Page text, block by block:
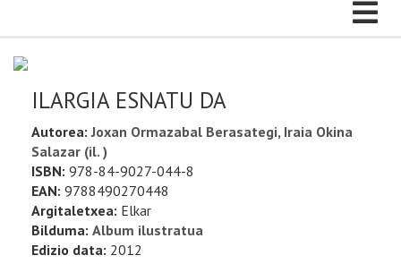
ILARGIA ESNATU DA
Autorea:Joxan Ormazabal Berasategi, Iraia Okina
Salazar (il. )
ISBN: 978-84-9027-044-8
EAN: 9788490270448
Argitaletxea: Elkar
Bilduma: Album ilustratua
Edizio data: 2012